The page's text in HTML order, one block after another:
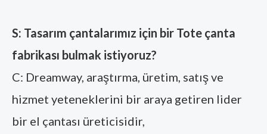
S: Tasarım çantalarımız için bir Tote çanta
fabrikası bulmak istiyoruz?
C: Dreamway, araştırma, üretim, satış ve
hizmet yeteneklerini bir araya getiren lider
bir el çantası üreticisidir,